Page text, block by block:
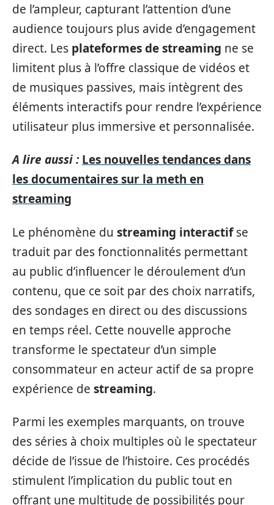
de l’ampleur, capturant l’attention d’une
audience toujours plus avide d’engagement
direct. Les plateformes de streaming ne se
limitent plus à l’offre classique de vidéos et
de musiques passives, mais intègrent des
éléments interactifs pour rendre l’expérience
utilisateur plus immersive et personnalisée.
A lire aussi : Les nouvelles tendances dans
les documentaires sur la meth en
streaming
Le phénomène du streaming interactifse
traduit par des fonctionnalités permettant
au public d’influencer le déroulement d’un
contenu, que ce soit par des choix narratifs,
des sondages en direct ou des discussions
en temps réel. Cette nouvelle approche
transforme le spectateur d’un simple
consommateur en acteur actif de sa propre
expérience de streaming.
Parmi les exemples marquants, on trouve
des séries à choix multiples où le spectateur
décide de l’issue de l’histoire. Ces procédés
stimulent l’implication du public tout en
offrant une multitude de possibilités pour